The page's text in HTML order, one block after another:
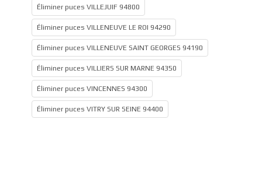
Éliminer puces VILLEJUIF 94800
Éliminer puces VILLENEUVE LE ROI 94290
Éliminer puces VILLENEUVE SAINT GEORGES 94190
Éliminer puces VILLIERS SUR MARNE 94350
Éliminer puces VINCENNES 94300
Éliminer puces VITRY SUR SEINE 94400